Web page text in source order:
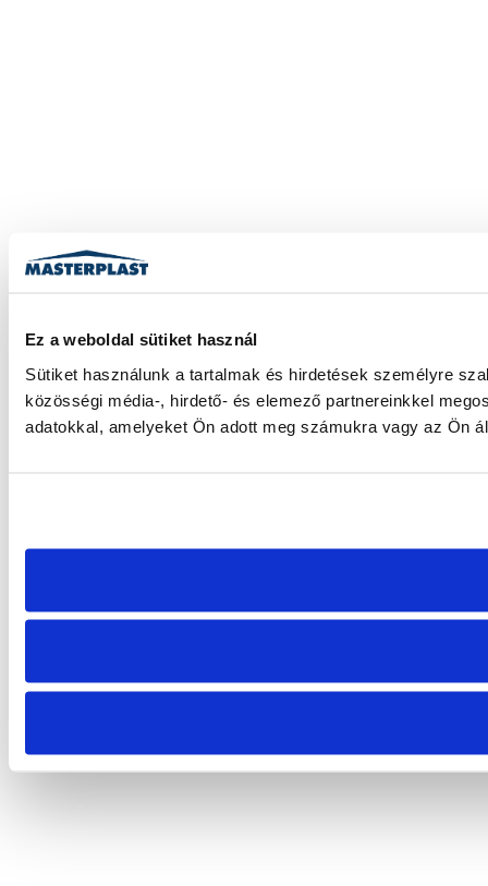
Ez a weboldal sütiket használ
Sütiket használunk a tartalmak és hirdetések személyre
közösségi média-, hirdető- és elemező partnereinkkel
adatokkal, amelyeket Ön adott meg számukra vagy az Ön